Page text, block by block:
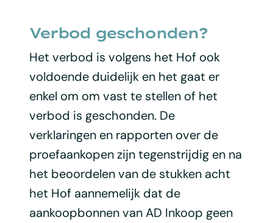
Verbod geschonden?
Het verbod is volgens het Hof ook
voldoende duidelijk en het gaat er
enkel om om vast te stellen of het
verbod is geschonden. De
verklaringen en rapporten over de
proefaankopen zijn tegenstrijdig en na
het beoordelen van de stukken acht
het Hof aannemelijk dat de
aankoopbonnen van AD Inkoop geen